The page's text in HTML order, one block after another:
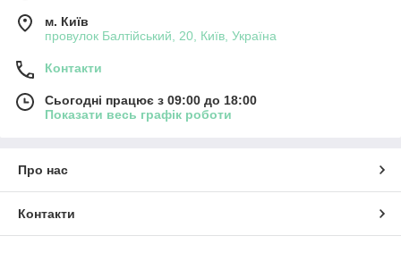
м. Київ
провулок Балтійський, 20, Київ, Україна
Контакти
Сьогодні працює з 09:00 до 18:00
Показати весь графік роботи
Про нас
Контакти